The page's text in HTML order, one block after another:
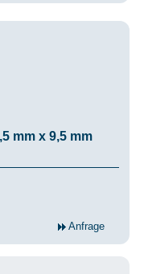
mm x 9,5 mm
Anfrage